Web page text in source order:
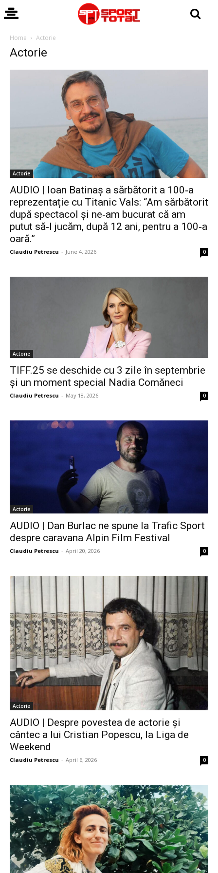
Home Actorie
Actorie
Actorie
AUDIO | Ioan Batinaș a sărbătorit a 100‑a
reprezentație cu Titanic Vals: “Am sărbătorit
după spectacol și ne‑am bucurat că am
putut să‑l jucăm, după 12 ani, pentru a 100‑a
oară.”
Claudiu Petrescu - June 4, 2026 0
Actorie
TIFF.25 se deschide cu 3 zile în septembrie
și un moment special Nadia Comăneci
Claudiu Petrescu - May 18, 2026 0
Actorie
AUDIO | Dan Burlac ne spune la Trafic Sport
despre caravana Alpin Film Festival
Claudiu Petrescu - April 20, 2026 0
Actorie
AUDIO | Despre povestea de actorie și
cântec a lui Cristian Popescu, la Liga de
Weekend
Claudiu Petrescu - April 6, 2026 0